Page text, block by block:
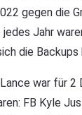
gegen die
jedes Jahr
die
war für 2
FB Kyle